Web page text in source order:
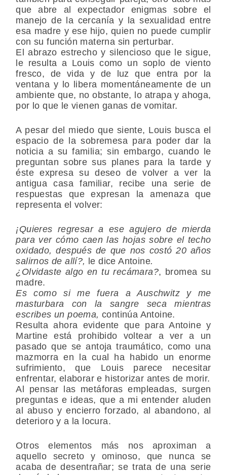
que abre al expectador enigmas sobre el
manejo de la cercanía y la sexualidad entre
esa madre y ese hijo, quien no puede cumplir
con su función materna sin perturbar.
El abrazo estrecho y silencioso que le sigue,
le resulta a Louis como un soplo de viento
fresco, de vida y de luz que entra por la
ventana y lo libera momentáneamente de un
ambiente que, no obstante, lo atrapa y ahoga,
por lo que le vienen ganas de vomitar.
A pesar del miedo que siente, Louis busca el
espacio de la sobremesa para poder dar la
noticia a su familia; sin embargo, cuando le
preguntan sobre sus planes para la tarde y
éste expresa su deseo de volver a ver la
antigua casa familiar, recibe una serie de
respuestas que expresan la amenaza que
representa el volver:
¡Quieres regresar a ese agujero de mierda
para ver cómo caen las hojas sobre el techo
oxidado, después de que nos costó 20 años
salirnos de allí?, le dice Antoine.
¿Olvidaste algo en tu recámara?, bromea su
madre.
Es como si me fuera a Auschwitz y me
masturbara con la sangre seca mientras
escribes un poema, continúa Antoine.
Resulta ahora evidente que para Antoine y
Martine está prohibido voltear a ver a un
pasado que se antoja traumático, como una
mazmorra en la cual ha habido un enorme
sufrimiento, que Louis parece necesitar
enfrentar, elaborar e historizar antes de morir.
Al pensar las metáforas empleadas, surgen
preguntas e ideas, que a mi entender aluden
al abuso y encierro forzado, al abandono, al
deterioro y a la locura.
Otros elementos más nos aproximan a
aquello secreto y ominoso, que nunca se
acaba de desentrañar; se trata de una serie